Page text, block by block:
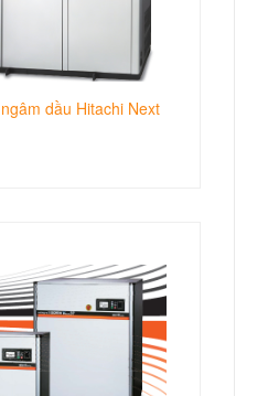
dầu Hitachi Next